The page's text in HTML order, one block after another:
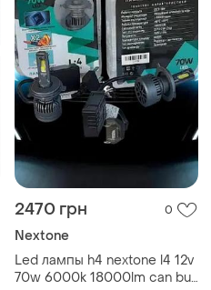
2470 грн 0
Nextone
Led лампы h4 nextone l4 12v
70w 6000k 18000lm can bus